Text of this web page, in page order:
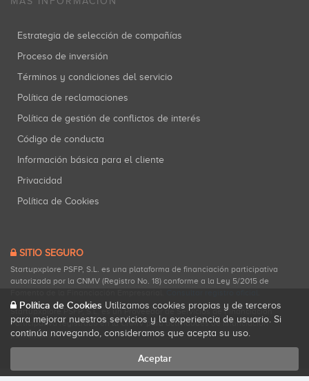
Estrategia de selección de compañías
Proceso de inversión
Términos y condiciones del servicio
Política de reclamaciones
Política de gestión de conflictos de interés
Código de conducta
Información básica para el cliente
Privacidad
Política de Cookies
SITIO SEGURO
Startupxplore PSFP, S.L. es una plataforma de financiación participativa
autorizada por la CNMV (Registro No. 18) conforme a la Ley 5/2015 de
Startupxplore PSFP, S.L. es un Proveedor de Servicios de Financiación
Participativa registrado en la CNMV para actividades de financiación
participativa.
Política de Cookies Utilizamos cookies propias y de terceros
para mejorar nuestros servicios y la experiencia de usuario. Si
continúa navegando, consideramos que acepta su uso.
Aceptar